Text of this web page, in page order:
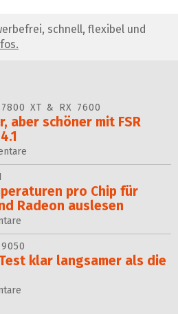
schnell, flexibel und
7800 XT & RX 7600
aber schöner mit FSR
pro Chip für
Radeon auslesen
klar langsamer als die